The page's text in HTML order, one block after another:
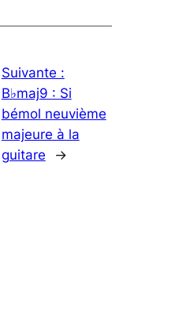
Suivante :
B♭maj9 : Si
bémol neuvième
majeure à la
guitare
→